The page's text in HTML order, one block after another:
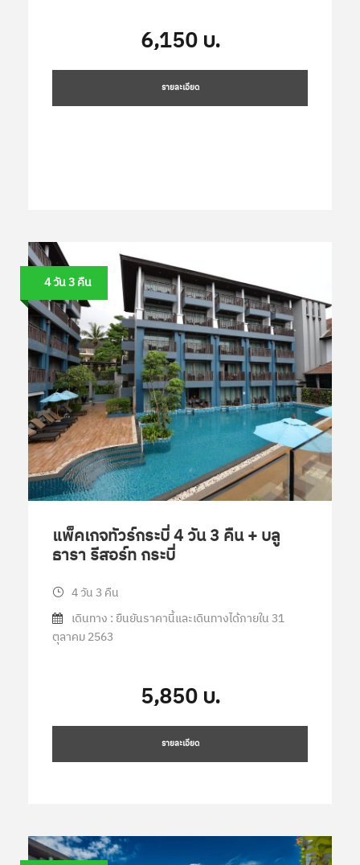
6,150 บ.
รายละเอียด
4 วัน 3 คืน
แพ็คเกจทัวร์กระบี่ 4 วัน 3 คืน + บลู
ธารา รีสอร์ท กระบี่
4 วัน 3 คืน
เดินทาง : ยืนยันราคานี้และเดินทางได้ภายใน 31
ตุลาคม 2563
5,850 บ.
รายละเอียด